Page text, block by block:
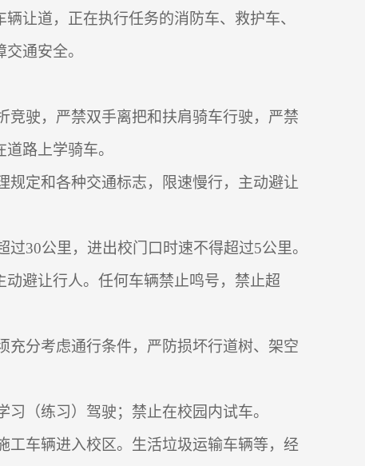
让道，正在执行任务的消防车、救护车、
通安全。
竞驶，严禁双手离把和扶肩骑车行驶，严禁
路上学骑车。
规定和各种交通标志，限速慢行，主动避让
过30公里，进出校门口时速不得超过5公里。
避让行人。任何车辆禁止鸣号，禁止超
充分考虑通行条件，严防损坏行道树、架空
（练习）驾驶；禁止在校园内试车。
工车辆进入校区。生活垃圾运输车辆等，经